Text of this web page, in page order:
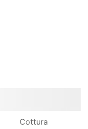
Cottura